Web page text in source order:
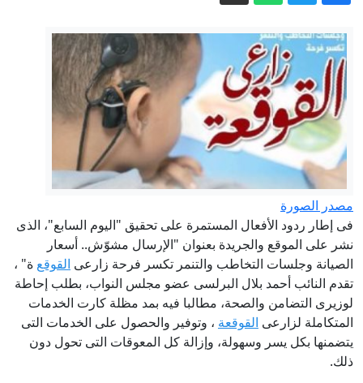
لأولياء الأمور.. اعرف كام يوم باق على بدء
العام الدراسى الجديد 2027
تيك توك علمني.. اعترافات صادمة لـ
القاضي المزيف عن سبب انتحال صفة
مستشار
خطوة بخطوة.. تجديد رخصة السيارة أونلاين
عبر بوابة مرور مصر الإلكترونية
المناطق بالهرم ومدينة أوسيم
تنسيق المرحلة الثانية.. توقعات الكليات
والمعاهد الموجود بها أماكن شاغرة
مصدر الصورة
فى إطار ردود الأفعال المستمرة على تحقيق "اليوم السابع"، الذى
نشر على الموقع والجريدة بعنوان "الإرسال مشوّش.. أسعار
الصيانة وجلسات التخاطب والتنمر تكسر فرحة زارعى القوقع ة" ،
تقدم النائب أحمد بلال البرلسى عضو مجلس النواب، بطلب إحاطة
لوزيرى التضامن والصحة، مطالبا فيه بمد مظلة كارت الخدمات
المتكاملة لزارعى القوقعة ، وتوفير والحصول على الخدمات التى
يتضمنها بكل يسر وسهولة، وإزالة كل المعوقات التى تحول دون
ذلك.